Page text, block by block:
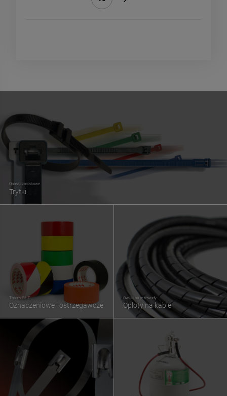
Opaski zaciskowe
Trytki
Taśmy BHP
Oznaczeniowe i ostrzegawcze
Owijki na przewody
Oploty na kable